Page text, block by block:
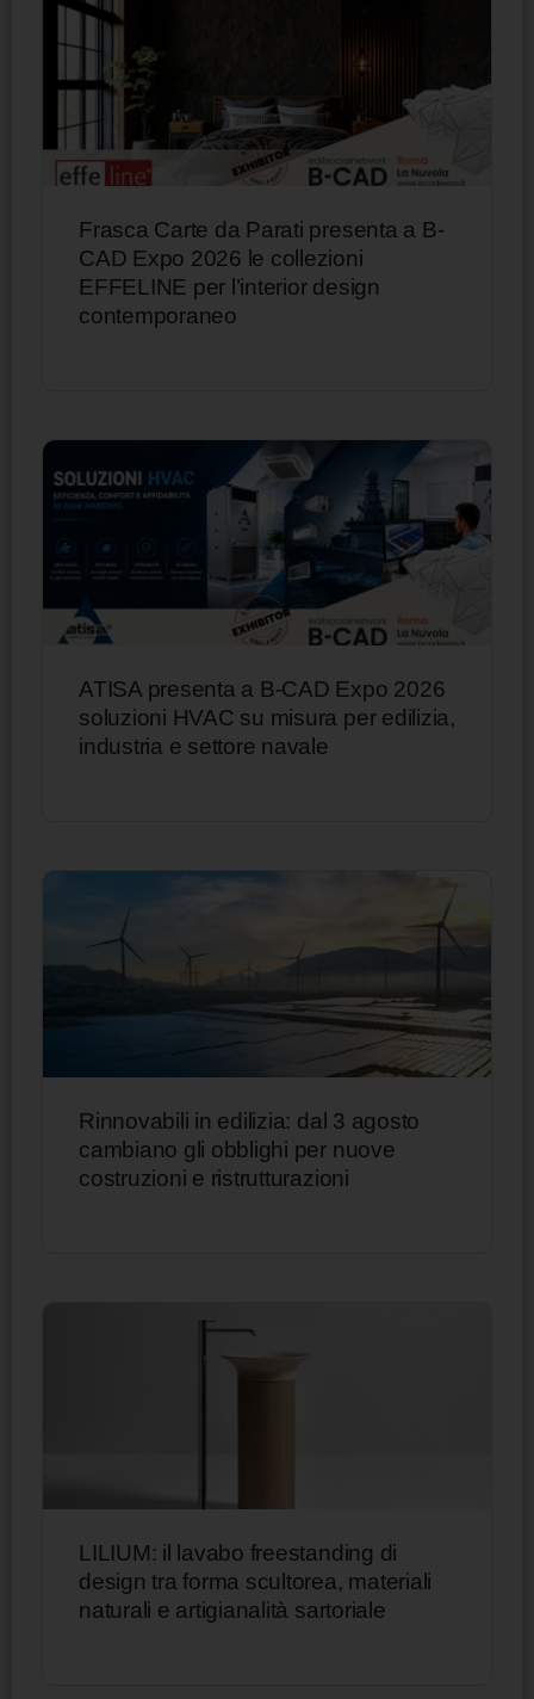
Frasca Carte da Parati presenta a B-
CAD Expo 2026 le collezioni
EFFELINE per l’interior design
contemporaneo
ATISA presenta a B-CAD Expo 2026
soluzioni HVAC su misura per edilizia,
industria e settore navale
Rinnovabili in edilizia: dal 3 agosto
cambiano gli obblighi per nuove
costruzioni e ristrutturazioni
LILIUM: il lavabo freestanding di
design tra forma scultorea, materiali
naturali e artigianalità sartoriale